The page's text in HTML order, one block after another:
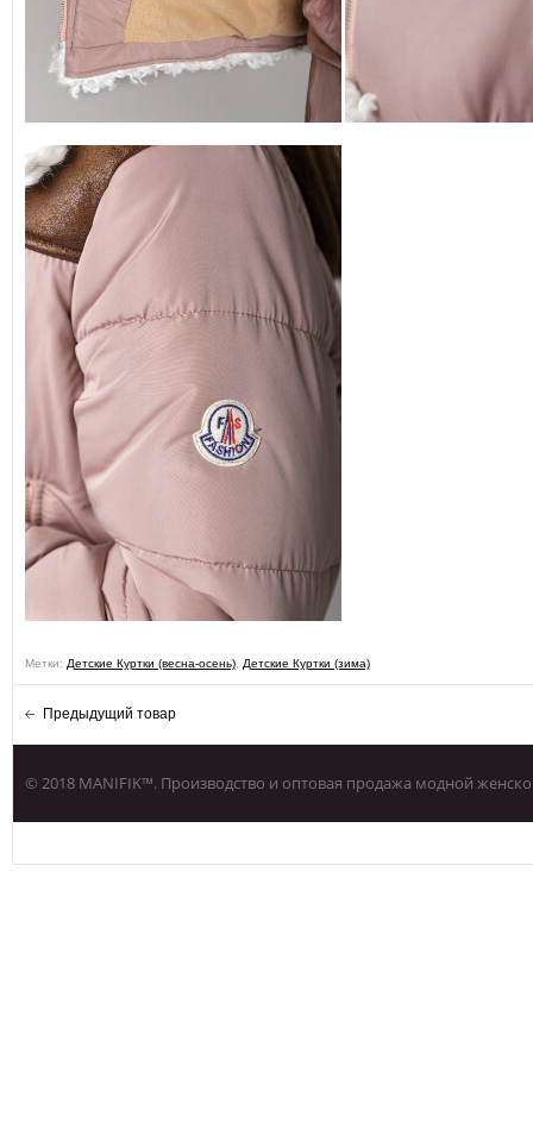
Метки: Детские Куртки (весна-осень), Детские Куртки (зима)
Предыдущий товар
© 2018 MANIFIK™. Производство и оптовая продажа модной